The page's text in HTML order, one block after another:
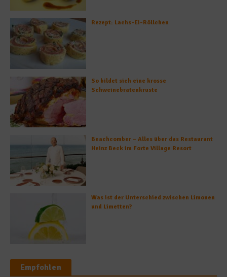
Rezept: Lachs-Ei-Röllchen
So bildet sich eine krosse
Schweinebratenkruste
Beachcomber – Alles über das Restaurant
Heinz Beck im Forte Village Resort
Was ist der Unterschied zwischen Limonen
und Limetten?
Empfohlen